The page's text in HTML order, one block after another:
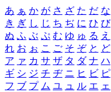
あ ぁ か が さ ざ た だ な
き ぎ し じ ち ぢ に ひ び
ぬ ふ ぶ ぷ む ゆ ゅ る え
れ お ぉ こ ご そ ぞ と ど
ア ァ カ サ ザ タ ダ ナ ハ
ギ シ ジ チ ヂ ニ ヒ ビ ピ
フ ブ プ ム ユ ュ ル エ ェ